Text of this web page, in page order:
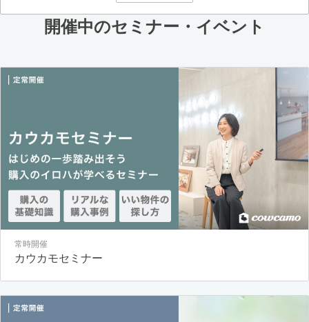
開催中のセミナー・イベント
常時開催
カウカモセミナー